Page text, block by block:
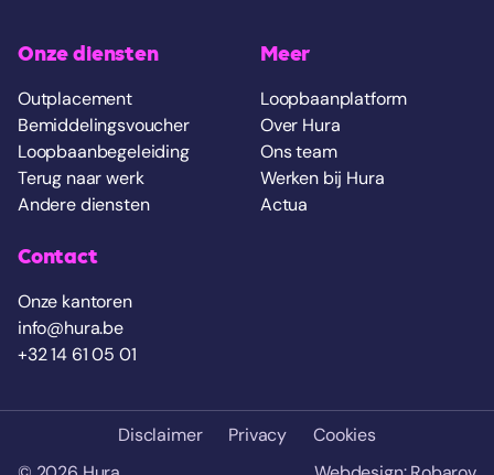
Onze diensten
Outplacement
Bemiddelingsvoucher
Loopbaanbegeleiding
Terug naar werk
Andere diensten
Meer
Loopbaanplatform
Over Hura
Ons team
Werken bij Hura
Actua
Contact
Onze kantoren
info@hura.be
+32 14 61 05 01
Disclaimer Privacy
Cookies